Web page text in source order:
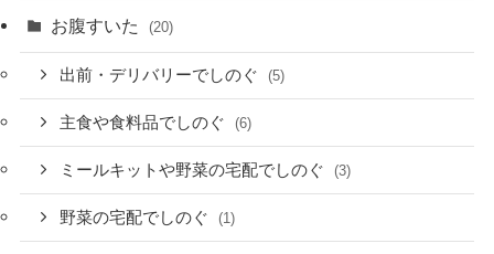
お腹すいた (20)
出前・デリバリーでしのぐ (5)
主食や食料品でしのぐ (6)
ミールキットや野菜の宅配でしのぐ (3)
野菜の宅配でしのぐ (1)